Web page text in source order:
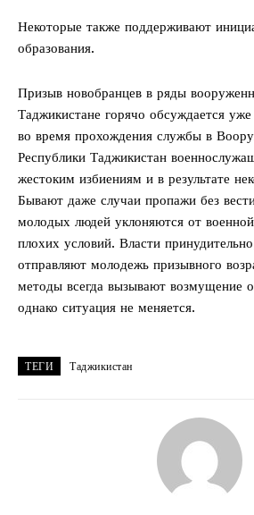
Некоторые также поддерживают
образования.
Призыв новобранцев в ряды
Таджикистане горячо обсуждается
во время прохождения службы в
Республики Таджикистан
жестоким избиениям и в результате
Бывают даже случаи пропажи без
молодых людей уклоняются от
плохих условий. Власти
отправляют молодежь призывного
методы всегда вызывают возмущение
однако ситуация не меняется.
ТЕГИ Таджикистан